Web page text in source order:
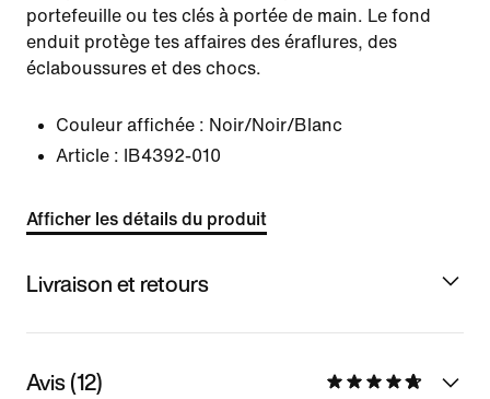
portefeuille ou tes clés à portée de main. Le fond
enduit protège tes affaires des éraflures, des
éclaboussures et des chocs.
Couleur affichée : Noir/Noir/Blanc
Article :
IB4392-010
Afficher les détails du produit
Livraison et retours
Avis (12)